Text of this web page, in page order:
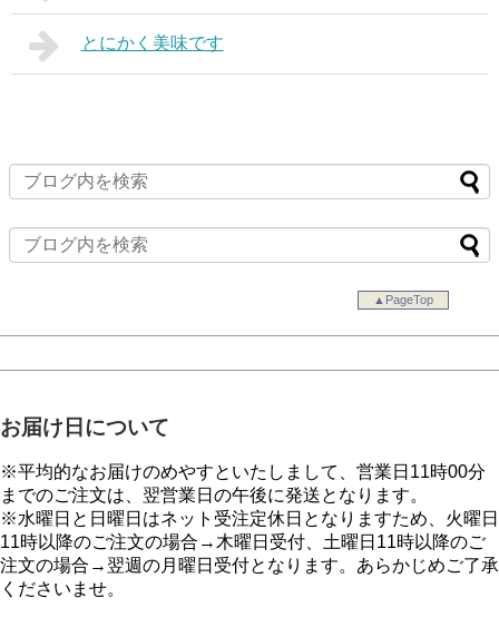
とにかく美味です
▲PageTop
お届け日について
※平均的なお届けのめやすといたしまして、営業日11時00分
までのご注文は、翌営業日の午後に発送となります。
※水曜日と日曜日はネット受注定休日となりますため、火曜日
11時以降のご注文の場合→木曜日受付、土曜日11時以降のご
注文の場合→翌週の月曜日受付となります。あらかじめご了承
くださいませ。